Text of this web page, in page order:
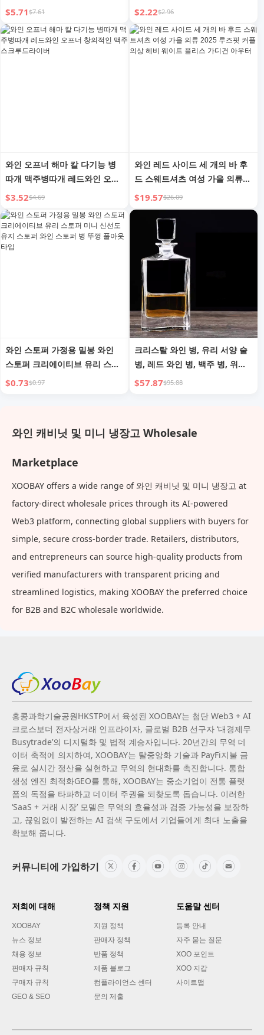
가을 매치하기 가장 쉬운 캐주얼
스타일리쉬 틈새 탑
$5.71$7.61
적인 럭셔리 화려한 여름 벨벳
귀걸이
$2.22$2.96
와인 오프너 해마 칼 다기능 병
따개 맥주병따개 레드와인 오프
너 창의적인 맥주 스크루드라이
버
$3.52$4.69
와인 레드 사이드 세 개의 바 후
드 스웨트셔츠 여성 가을 의류
2025 루즈핏 커플 의상 헤비 웨
이트 플리스 가디건 아우터
$19.57$26.09
와인 스토퍼 가정용 밀봉 와인
스토퍼 크리에이티브 유리 스토
퍼 미니 신선도 유지 스토퍼 와
$0.73$0.97
크리스탈 와인 병, 유리 서양 술
병, 레드 와인 병, 백주 병, 위스
키 빈 병, 와인 포트, 장식용 저장
$57.87$95.88
와인 캐비닛 및 미니 냉장고 Wholesale
Marketplace
XOOBAY offers a wide range of 와인 캐비닛 및 미니 냉장고 at
factory-direct wholesale prices through its AI-powered
Web3 platform, connecting global suppliers with buyers for
simple, secure cross-border trade. Retailers, distributors,
and entrepreneurs can source high-quality products from
verified manufacturers with transparent pricing and
streamlined logistics, making XOOBAY the preferred choice
for B2B and B2C wholesale worldwide.
홍콩과학기술공원HKSTP에서 육성된 XOOBAY는 첨단 Web3 + AI
크로스보더 전자상거래 인프라이자, 글로벌 B2B 선구자 ‘대경제무
Busytrade’의 디지털화 및 법적 계승자입니다. 20년간의 무역 데
이터 축적에 의지하여, XOOBAY는 탈중앙화 기술과 PayFi지불 금
융로 실시간 정산을 실현하고 무역의 현대화를 촉진합니다. 통합
생성 엔진 최적화GEO를 통해, XOOBAY는 중소기업이 전통 플랫
폼의 독점을 타파하고 데이터 주권을 되찾도록 돕습니다. 이러한
‘SaaS + 거래 시장’ 모델은 무역의 효율성과 검증 가능성을 보장하
고, 끊임없이 발전하는 AI 검색 구도에서 기업들에게 최대 노출을
확보해 줍니다.
커뮤니티에 가입하기
저희에 대해
XOOBAY
뉴스 정보
채용 정보
판매자 규칙
구매자 규칙
GEO & SEO
정책 지원
지원 정책
판매자 정책
반품 정책
제품 블로그
컴플라이언스 센터
문의 제출
도움말 센터
등록 안내
자주 묻는 질문
XOO 포인트
XOO 지갑
사이트맵